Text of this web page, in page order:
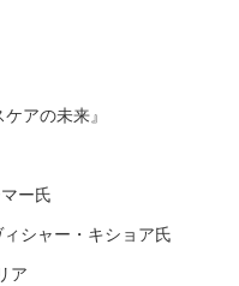
アの未来』
ー氏
シャー・キショア氏
ア